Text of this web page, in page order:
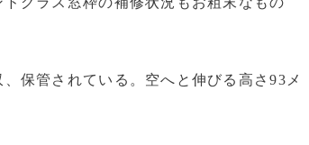
保管されている。空へと伸びる高さ93メ